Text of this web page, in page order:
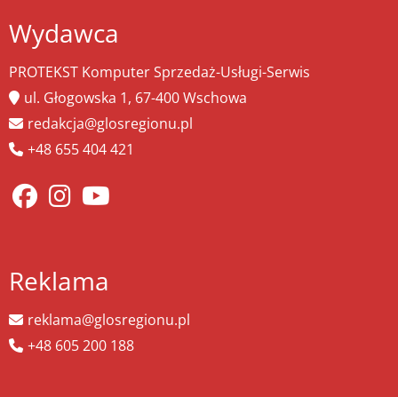
Wydawca
PROTEKST Komputer Sprzedaż-Usługi-Serwis
ul. Głogowska 1, 67-400 Wschowa
redakcja@glosregionu.pl
+48 655 404 421
Reklama
reklama@glosregionu.pl
+48 605 200 188